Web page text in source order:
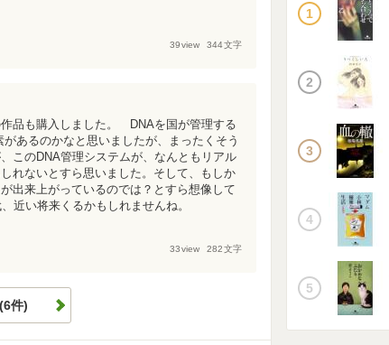
39view 344文字
品も購入しました。 DNAを国が管理する
あるのかなと思いましたが、まったくそう
このDNA管理システムが、なんともリアル
れないとすら思いました。そして、もしか
出来上がっているのでは？とすら想像して
近い将来くるかもしれませんね。
33view 282文字
件)
1
2
3
4
5